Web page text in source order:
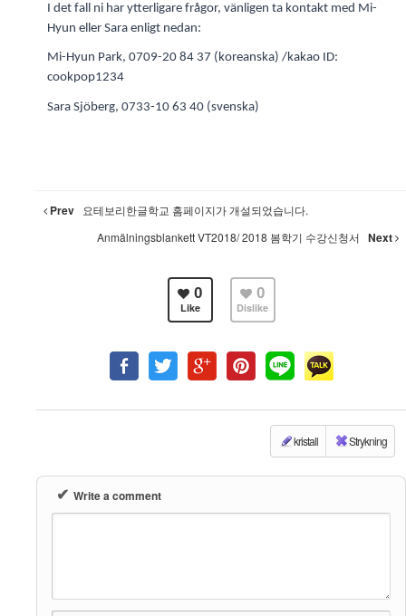
I det fall ni har ytterligare frågor, vänligen ta kontakt med Mi-
Hyun eller Sara enligt nedan:
Mi-Hyun Park, 0709-20 84 37 (koreanska) /kakao ID:
cookpop1234
Sara Sjöberg, 0733-10 63 40 (svenska)
Prev
요테보리한글학교 홈페이지가 개설되었습니다.
Anmälningsblankett VT2018/ 2018 봄학기 수강신청서 Next
0
Like
0
Dislike
kristall Strykning
✔ Write a comment